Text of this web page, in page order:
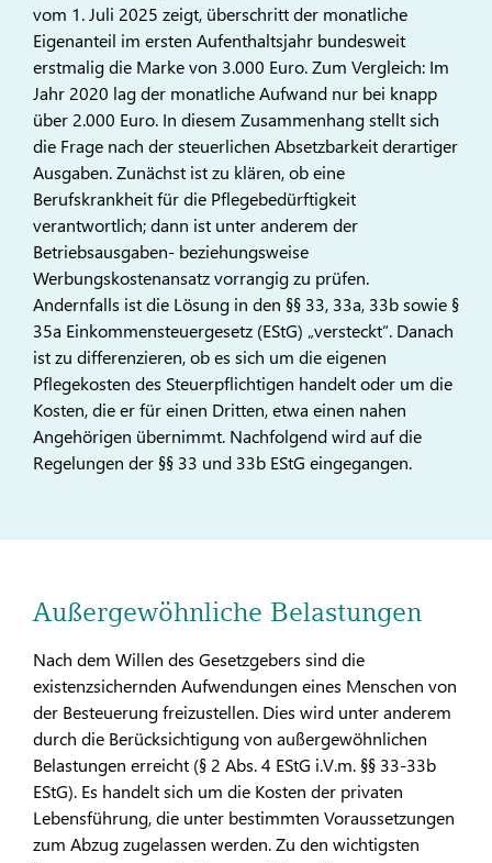
vom 1. Juli 2025 zeigt, überschritt der monatliche
Eigenanteil im ersten Aufenthaltsjahr bundesweit
erstmalig die Marke von 3.000 Euro. Zum Vergleich: Im
Jahr 2020 lag der monatliche Aufwand nur bei knapp
über 2.000 Euro. In diesem Zusammenhang stellt sich
die Frage nach der steuerlichen Absetzbarkeit derartiger
Ausgaben. Zunächst ist zu klären, ob eine
Berufskrankheit für die Pflegebedürftigkeit
verantwortlich; dann ist unter anderem der
Betriebsausgaben- beziehungsweise
Werbungskostenansatz vorrangig zu prüfen.
Andernfalls ist die Lösung in den §§ 33, 33a, 33b sowie §
35a Einkommensteuergesetz (EStG) „versteckt“. Danach
ist zu differenzieren, ob es sich um die eigenen
Pflegekosten des Steuerpflichtigen handelt oder um die
Kosten, die er für einen Dritten, etwa einen nahen
Angehörigen übernimmt. Nachfolgend wird auf die
Regelungen der §§ 33 und 33b EStG eingegangen.
Außergewöhnliche Belastungen
Nach dem Willen des Gesetzgebers sind die
existenzsichernden Aufwendungen eines Menschen von
der Besteuerung freizustellen. Dies wird unter anderem
durch die Berücksichtigung von außergewöhnlichen
Belastungen erreicht (§ 2 Abs. 4 EStG i.V.m. §§ 33-33b
EStG). Es handelt sich um die Kosten der privaten
Lebensführung, die unter bestimmten Voraussetzungen
zum Abzug zugelassen werden. Zu den wichtigsten